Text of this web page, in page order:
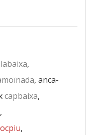
,
, anca-
capbaixa,
,
,